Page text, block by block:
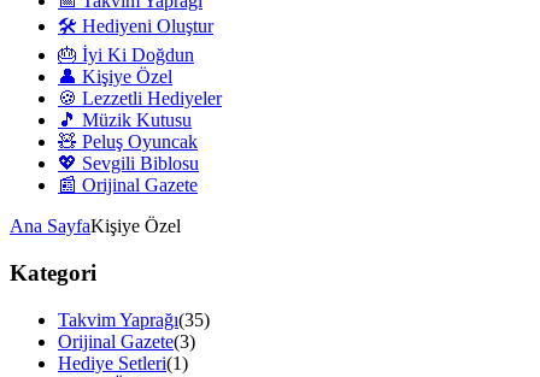
🛠️ Hediyeni Oluştur
🎂 İyi Ki Doğdun
👤 Kişiye Özel
🍪 Lezzetli Hediyeler
🎵 Müzik Kutusu
🧸 Peluş Oyuncak
💖 Sevgili Biblosu
📰 Orijinal Gazete
Ana SayfaKişiye Özel
Kategori
Takvim Yaprağı(35)
Orijinal Gazete(3)
Hediye Setleri(1)